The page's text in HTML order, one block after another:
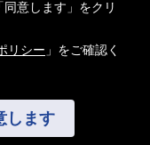
意します」をクリ
リシー 」をご確認く
します
Co.,Ltd.